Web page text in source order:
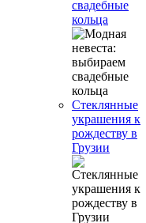
свадебные
кольца
Стеклянные
украшения к
рождеству в
Грузии